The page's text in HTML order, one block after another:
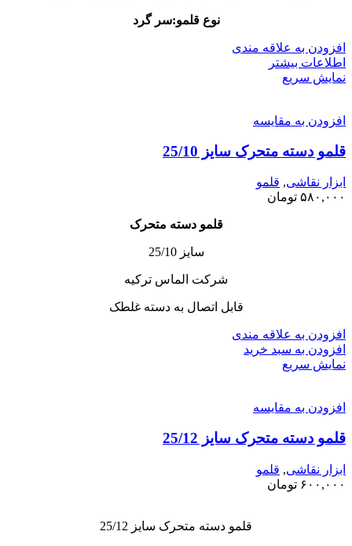
نوع قلمو:سر گرد
افزودن به علاقه مندی
اطلاعات بیشتر
نمایش سریع
افزودن به مقایسه
قلمو دسته متحرک سایز 25/10
ابزار نقاشی, قلمو
۵۸۰,۰۰۰ تومان
قلمو دسته متحرک
سایز 25/10
شرکت الماس ترکیه
قابل اتصال به دسته غلطک
افزودن به علاقه مندی
افزودن به سبد خرید
نمایش سریع
افزودن به مقایسه
قلمو دسته متحرک سایز 25/12
ابزار نقاشی, قلمو
۶۰۰,۰۰۰ تومان
قلمو دسته متحرک سایز 25/12